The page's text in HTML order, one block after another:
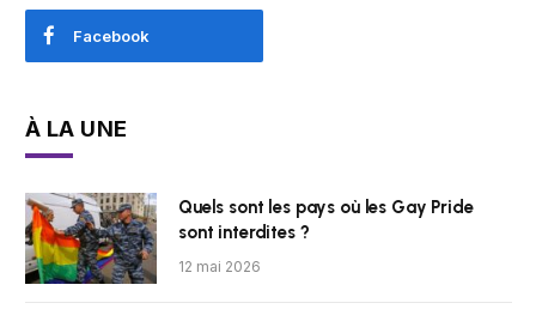
Facebook
À LA UNE
Quels sont les pays où les Gay Pride
sont interdites ?
12 mai 2026